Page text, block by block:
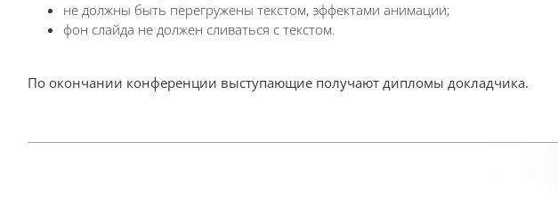
не должны быть перегружены текстом, эффектами анимации;
фон слайда не должен сливаться с текстом.
По окончании конференции выступающие получают дипломы докладчика.